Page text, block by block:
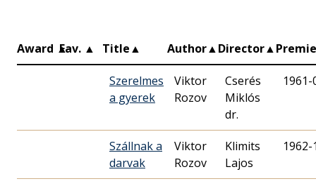
Award ▲
Fav. ▲ Title▲ Author▲Director▲
Szerelmes
a gyerek
Viktor
Rozov
Cserés
Miklós
dr.
Szállnak a
darvak
Viktor
Rozov
Klimits
Lajos